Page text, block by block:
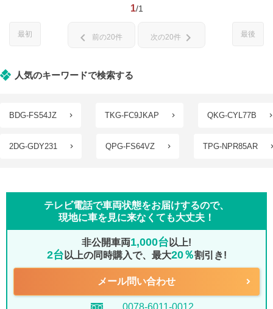
1/1
最初 最後
chevron_left 前の20件 次の20件 chevron_right
人気のキーワードで検索する
BDG-FS54JZ TKG-FC9JKAP QKG-CYL77B
2DG-GDY231 QPG-FS64VZ TPG-NPR85AR
テレビ電話で車両状態をお届けするので、
現地に車を見に来なくても大丈夫！
非公開車両1,000台 以上!
2台 以上の同時購入で、最大20％割引き!
メール問い合わせ